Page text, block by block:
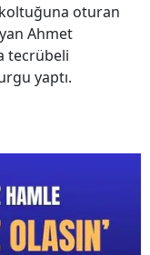
oturan
Ahmet
tecrübeli
yaptı.